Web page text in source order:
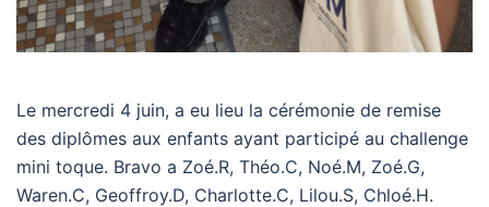
Le mercredi 4 juin, a eu lieu la cérémonie de remise
des diplômes aux enfants ayant participé au challenge
mini toque. Bravo a Zoé.R, Théo.C, Noé.M, Zoé.G,
Waren.C, Geoffroy.D, Charlotte.C, Lilou.S, Chloé.H.